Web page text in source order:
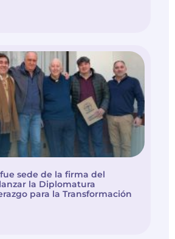
sede de la firma del
la Diplomatura
para la Transformación